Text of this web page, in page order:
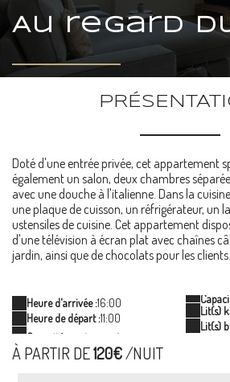
Au regard
Doté d'une entrée privée, cet appartement
également un salon, deux chambres
avec une douche à l'italienne. Dans la
une plaque de cuisson, un réfrigérateur, un
ustensiles de cuisine. Cet appartement
d'une télévision à écran plat avec chaînes
jardin, ainsi que de chocolats pour les clients.
Heure d'arrivée :16:00
Heure de départ :11:00
Lit(s)
Lit(s)
À PARTIR DE120€/NUIT